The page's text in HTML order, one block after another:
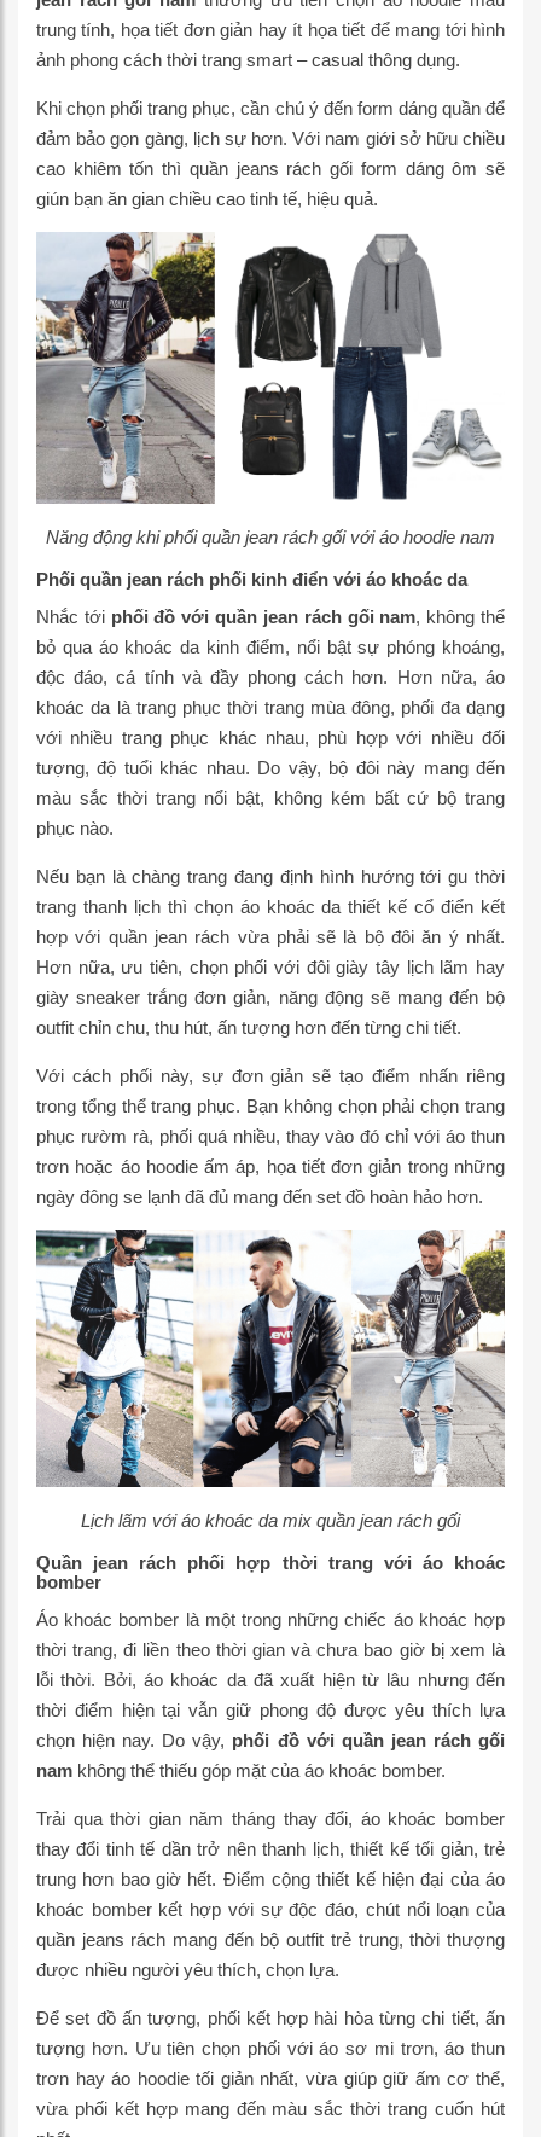
trung tính, họa tiết đơn giản hay ít họa tiết để mang tới hình
ảnh phong cách thời trang smart – casual thông dụng.
Khi chọn phối trang phục, cần chú ý đến form dáng quần để
đảm bảo gọn gàng, lịch sự hơn. Với nam giới sở hữu chiều
cao khiêm tốn thì quần jeans rách gối form dáng ôm sẽ
giún bạn ăn gian chiều cao tinh tế, hiệu quả.
Năng động khi phối quần jean rách gối với áo hoodie nam
Phối quần jean rách phối kinh điển với áo khoác da
Nhắc tới phối đồ với quần jean rách gối nam, không thể
bỏ qua áo khoác da kinh điểm, nổi bật sự phóng khoáng,
độc đáo, cá tính và đầy phong cách hơn. Hơn nữa, áo
khoác da là trang phục thời trang mùa đông, phối đa dạng
với nhiều trang phục khác nhau, phù hợp với nhiều đối
tượng, độ tuổi khác nhau. Do vậy, bộ đôi này mang đến
màu sắc thời trang nổi bật, không kém bất cứ bộ trang
phục nào.
Nếu bạn là chàng trang đang định hình hướng tới gu thời
trang thanh lịch thì chọn áo khoác da thiết kế cổ điển kết
hợp với quần jean rách vừa phải sẽ là bộ đôi ăn ý nhất.
Hơn nữa, ưu tiên, chọn phối với đôi giày tây lịch lãm hay
giày sneaker trắng đơn giản, năng động sẽ mang đến bộ
outfit chỉn chu, thu hút, ấn tượng hơn đến từng chi tiết.
Với cách phối này, sự đơn giản sẽ tạo điểm nhấn riêng
trong tổng thể trang phục. Bạn không chọn phải chọn trang
phục rườm rà, phối quá nhiều, thay vào đó chỉ với áo thun
trơn hoặc áo hoodie ấm áp, họa tiết đơn giản trong những
ngày đông se lạnh đã đủ mang đến set đồ hoàn hảo hơn.
Lịch lãm với áo khoác da mix quần jean rách gối
Quần jean rách phối hợp thời trang với áo khoác
bomber
Áo khoác bomber là một trong những chiếc áo khoác hợp
thời trang, đi liền theo thời gian và chưa bao giờ bị xem là
lỗi thời. Bởi, áo khoác da đã xuất hiện từ lâu nhưng đến
thời điểm hiện tại vẫn giữ phong độ được yêu thích lựa
chọn hiện nay. Do vậy, phối đồ với quần jean rách gối
nam không thể thiếu góp mặt của áo khoác bomber.
Trải qua thời gian năm tháng thay đổi, áo khoác bomber
thay đổi tinh tế dần trở nên thanh lịch, thiết kế tối giản, trẻ
trung hơn bao giờ hết. Điểm cộng thiết kế hiện đại của áo
khoác bomber kết hợp với sự độc đáo, chút nổi loạn của
quần jeans rách mang đến bộ outfit trẻ trung, thời thượng
được nhiều người yêu thích, chọn lựa.
Để set đồ ấn tượng, phối kết hợp hài hòa từng chi tiết, ấn
tượng hơn. Ưu tiên chọn phối với áo sơ mi trơn, áo thun
trơn hay áo hoodie tối giản nhất, vừa giúp giữ ấm cơ thể,
vừa phối kết hợp mang đến màu sắc thời trang cuốn hút